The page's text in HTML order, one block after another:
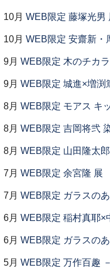
10月 WEB限定 藤塚光男
10月 WEB限定 安齋新・
9月 WEB限定 木のチカ
9月 WEB限定 城進×増渕
8月 WEB限定 モアス キ
8月 WEB限定 吉岡将弐
8月 WEB限定 山田隆太
7月 WEB限定 余宮隆 展
7月 WEB限定 ガラスの
6月 WEB限定 稲村真耶×
6月 WEB限定 ガラスの
5月 WEB限定 万作百趣